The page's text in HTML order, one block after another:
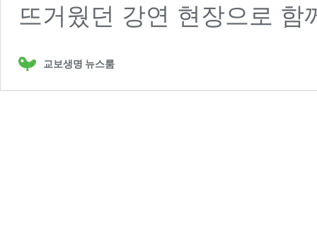
뜨거웠던 강연 현장으로
교보생명 뉴스룸